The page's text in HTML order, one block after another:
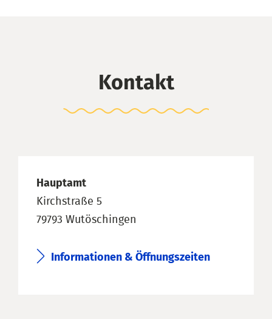
Kontakt
Hauptamt
Kirchstraße 5
79793 Wutöschingen
Informationen & Öffnungszeiten